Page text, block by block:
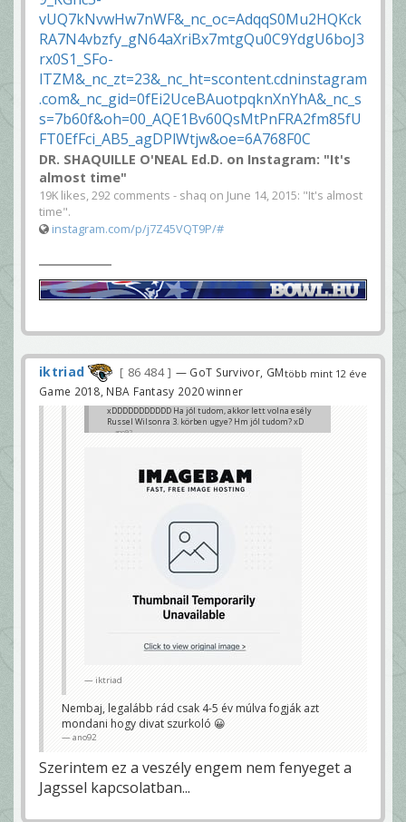
DR. SHAQUILLE O'NEAL Ed.D. on Instagram: "It's
almost time"
19K likes, 292 comments - shaq on June 14, 2015: "It's almost
time".
instagram.com/p/j7Z45VQT9P/#
több mint 12 éve
iktriad 86 484
— GoT Survivor, GM
Game 2018, NBA Fantasy 2020 winner
xDDDDDDDDDDD Ha jól tudom, akkor lett volna esély
Russel Wilsonra 3. körben ugye? Hm jól tudom? xD
ano92
iktriad
Nembaj, legalább rád csak 4-5 év múlva fogják azt
mondani hogy divat szurkoló 😀
ano92
Szerintem ez a veszély engem nem fenyeget a
Jagssel kapcsolatban...